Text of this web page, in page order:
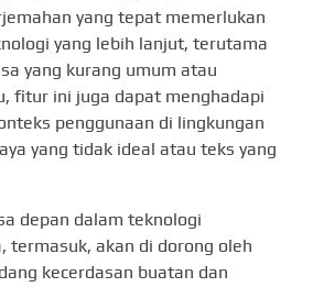
yang tepat memerlukan
yang lebih lanjut, terutama
yang kurang umum atau
fitur ini juga dapat menghadapi
penggunaan di lingkungan
yang tidak ideal atau teks yang
depan dalam teknologi
termasuk, akan di dorong oleh
kecerdasan buatan dan